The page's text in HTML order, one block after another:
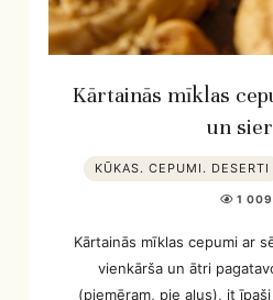
Kārtainās mīklas
un
KŪKAS. CEPUMI. DESERTI
1 009
Kārtainās mīklas cepumi ar
vienkārša un ātri
(piemēram, pie alus), it